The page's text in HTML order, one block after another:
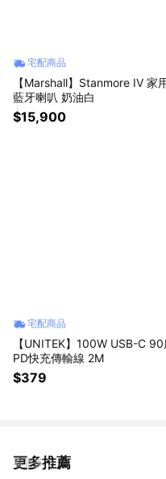
宅配商品
【Marshall】Stanmore IV 家
藍牙喇叭 奶油白
$15,900
宅配商品
【UNITEK】100W USB-C
PD快充傳輸線 2M
$379
更多推薦
看更多